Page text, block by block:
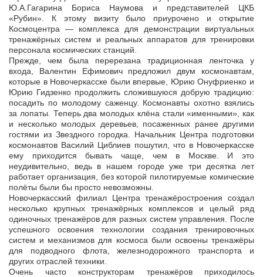
Ю.А.Гагарина Бориса Наумова и представителей ЦКБ
«Рубин». К этому визиту было приурочено и открытие
Космоцентра — комплекса для демонстрации виртуальных
тренажёрных систем и реальных аппаратов для тренировки
персонала космических станций.
Прежде, чем была перерезана традиционная ленточка у
входа, Валентин Ефимович предложил двум космонавтам,
которые в Новочеркасске были впервые, Юрию Онуфриенко и
Юрию Гидзенко продолжить сложившуюся добрую традицию:
посадить по молодому саженцу. Космонавты охотно взялись
за лопаты. Теперь два молодых клёна стали «именными», как
и несколько молодых деревьев, посаженных ранее другими
гостями из Звездного городка. Начальник Центра подготовки
космонавтов Василий Циблиев пошутил, что в Новочеркасске
ему приходится бывать чаще, чем в Москве. И это
неудивительно, ведь в нашем городе уже три десятка лет
работает организация, без которой пилотируемые комические
полёты были бы просто невозможны.
Новочеркасский филиал Центра тренажёростроения создал
несколько крупных тренажёрных комплексов и целый ряд
одиночных тренажёров для разных систем управления. После
успешного освоения технологии создания тренировочных
систем и механизмов для космоса были освоены тренажёры
для подводного флота, железнодорожного транспорта и
других отраслей техники.
Очень часто конструкторам тренажёров приходилось